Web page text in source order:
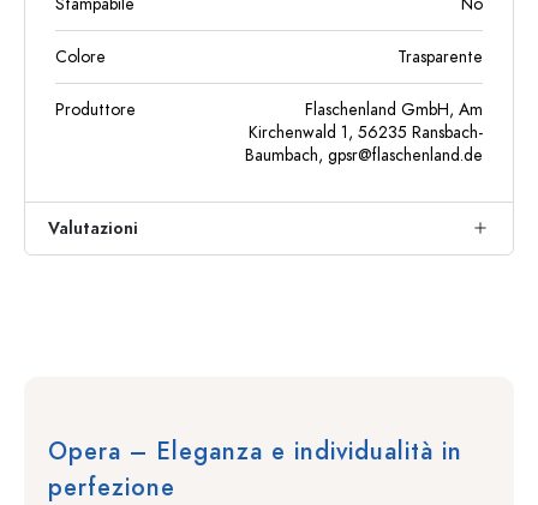
Colore Trasparente
Produttore
Flaschenland GmbH, Am
Kirchenwald 1, 56235 Ransbach-
Baumbach, gpsr@flaschenland.de
Valutazioni
Opera – Eleganza e individualità in
perfezione